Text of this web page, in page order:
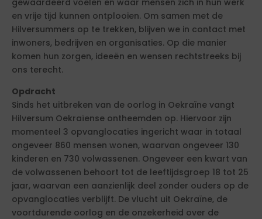
gewaardeerd voelen en waar mensen zich in hun werk
en vrije tijd kunnen ontplooien. Om samen met de
Hilversummers op te trekken, blijven we in contact met
inwoners, bedrijven en organisaties. Op die manier
komen hun zorgen, ideeën en wensen rechtstreeks bij
ons terecht.
Opdracht
Sinds het uitbreken van de oorlog in Oekraïne vangt
Hilversum Oekraïense ontheemden op. Hiervoor zijn
momenteel 3 opvanglocaties ingericht waar in totaal
ongeveer 860 mensen wonen, waarvan ongeveer 130
kinderen en 730 volwassenen. Ongeveer een kwart van
de volwassenen behoort tot de leeftijdsgroep 18 tot 25
jaar, waarvan een aanzienlijk deel zonder ouders op de
opvanglocaties verblijft. De vlucht uit Oekraïne, de
voortdurende oorlog en de onzekerheid over de